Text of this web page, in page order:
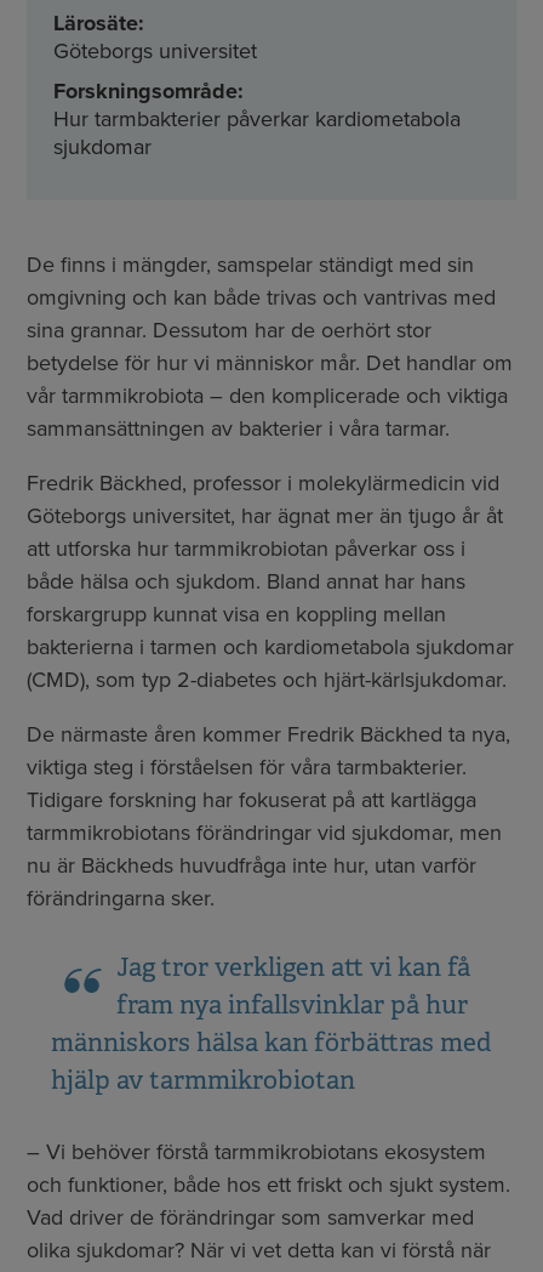
Lärosäte:
Göteborgs universitet
Forskningsområde:
Hur tarmbakterier påverkar kardiometabola
sjukdomar
De finns i mängder, samspelar ständigt med sin
omgivning och kan både trivas och vantrivas med
sina grannar. Dessutom har de oerhört stor
betydelse för hur vi människor mår. Det handlar om
vår tarmmikrobiota – den komplicerade och viktiga
sammansättningen av bakterier i våra tarmar.
Fredrik Bäckhed, professor i molekylärmedicin vid
Göteborgs universitet, har ägnat mer än tjugo år åt
att utforska hur tarmmikrobiotan påverkar oss i
både hälsa och sjukdom. Bland annat har hans
forskargrupp kunnat visa en koppling mellan
bakterierna i tarmen och kardiometabola sjukdomar
(CMD), som typ 2-diabetes och hjärt-kärlsjukdomar.
De närmaste åren kommer Fredrik Bäckhed ta nya,
viktiga steg i förståelsen för våra tarmbakterier.
Tidigare forskning har fokuserat på att kartlägga
tarmmikrobiotans förändringar vid sjukdomar, men
nu är Bäckheds huvudfråga inte hur, utan varför
förändringarna sker.
Jag tror verkligen att vi kan få
fram nya infallsvinklar på hur
människors hälsa kan förbättras med
hjälp av tarmmikrobiotan
– Vi behöver förstå tarmmikrobiotans ekosystem
och funktioner, både hos ett friskt och sjukt system.
Vad driver de förändringar som samverkar med
olika sjukdomar? När vi vet detta kan vi förstå när